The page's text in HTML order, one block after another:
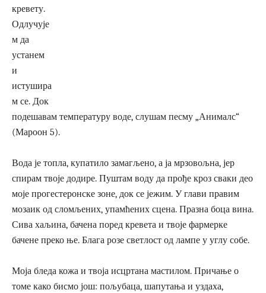
кревету.
Одлучује
м да
устанем
и
истушира
м се. Док
подешавам температуру воде, слушам песму „Анималс“
(Мароон 5).
Вода је топла, купатило замагљено, а ја мрзовољна, јер
спирам твоје додире. Пуштам воду да прође кроз сваки део
моје прогестеронске зоне, док се јежим. У глави правим
мозаик од сломљених, упамћених сцена. Празна боца вина.
Сива хаљина, бачена поред кревета и твоје фармерке
бачене преко ње. Блага розе светлост од лампе у углу собе.
Моја бледа кожа и твоја исцртана мастилом. Причање о
томе како бисмо још: пољубаца, шапутања и уздаха,